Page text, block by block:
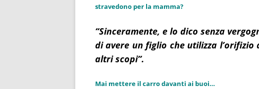
stravedono per la mamma?
“Sinceramente, e lo dico senza
di avere un figlio che utilizza
altri scopi”.
Mai mettere il carro davanti ai buoi…